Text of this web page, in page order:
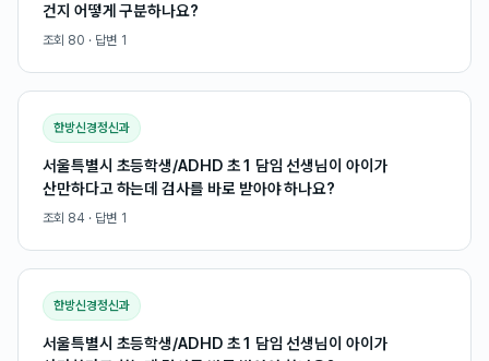
건지 어떻게 구분하나요?
조회 80 · 답변 1
한방신경정신과
서울특별시 초등학생/ADHD 초1 담임 선생님이 아이가
산만하다고 하는데 검사를 바로 받아야 하나요?
조회 84 · 답변 1
한방신경정신과
서울특별시 초등학생/ADHD 초1 담임 선생님이 아이가